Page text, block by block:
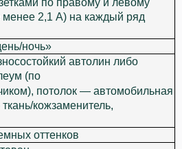
по правому и левому
менее 2,1 А) на каждый ряд
ночь»
автолин либо
(по
потолок — автомобильная
кожзаменитель,
оттенков